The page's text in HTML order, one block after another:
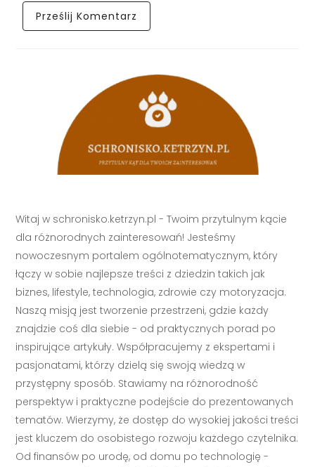
Witaj w schronisko.ketrzyn.pl - Twoim przytulnym kącie
dla różnorodnych zainteresowań! Jesteśmy
nowoczesnym portalem ogólnotematycznym, który
łączy w sobie najlepsze treści z dziedzin takich jak
biznes, lifestyle, technologia, zdrowie czy motoryzacja.
Naszą misją jest tworzenie przestrzeni, gdzie każdy
znajdzie coś dla siebie - od praktycznych porad po
inspirujące artykuły. Współpracujemy z ekspertami i
pasjonatami, którzy dzielą się swoją wiedzą w
przystępny sposób. Stawiamy na różnorodność
perspektyw i praktyczne podejście do prezentowanych
tematów. Wierzymy, że dostęp do wysokiej jakości treści
jest kluczem do osobistego rozwoju każdego czytelnika.
Od finansów po urodę, od domu po technologię -